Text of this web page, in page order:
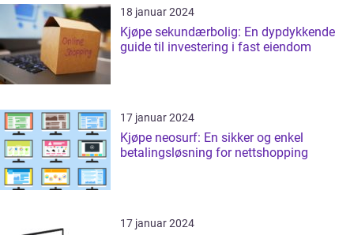
18 januar 2024
Kjøpe sekundærbolig: En dypdykkende
guide til investering i fast eiendom
17 januar 2024
Kjøpe neosurf: En sikker og enkel
betalingsløsning for nettshopping
17 januar 2024